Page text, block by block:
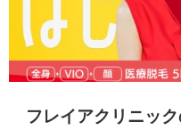
フレイアクリニッ